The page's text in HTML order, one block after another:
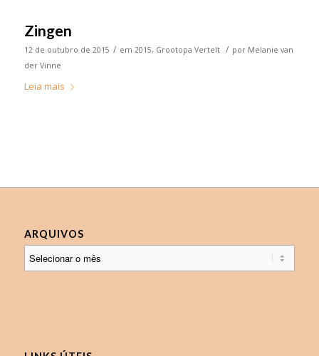
Zingen
12 de outubro de 2015 / em 2015, Grootopa Vertelt / por Melanie van
der Vinne
Leia mais
ARQUIVOS